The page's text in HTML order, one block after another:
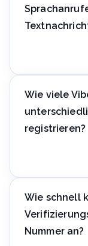
spielt dabei
Wie viele
registrieren?
— eine
Wie schnell
Nummer an?